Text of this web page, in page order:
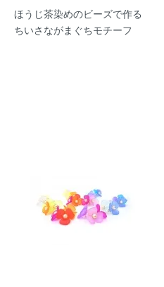
ほうじ茶染めのビーズで作る
ちいさながまぐちモチーフ